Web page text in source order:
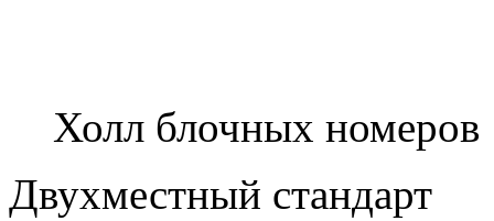
Холл блочных номеров
Двухместный стандарт